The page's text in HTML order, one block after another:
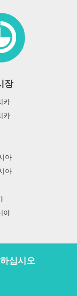
장
카
카
아
아
아
십시오